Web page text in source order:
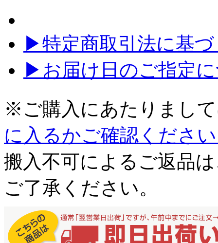
▶特定商取引法に基
▶お届け日のご指定
※ご購入にあたりまし
に入るかご確認くださ
搬入不可によるご返品
ご了承ください。